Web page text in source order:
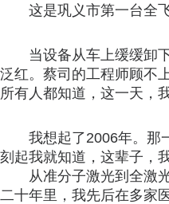
这是巩义市第一台全飞
当设备从车上缓缓卸
泛红。蔡司的工程师顾不
所有人都知道，这一天，
我想起了2006年。那
刻起我就知道，这辈子，
从准分子激光到全激
二十年里，我先后在多家